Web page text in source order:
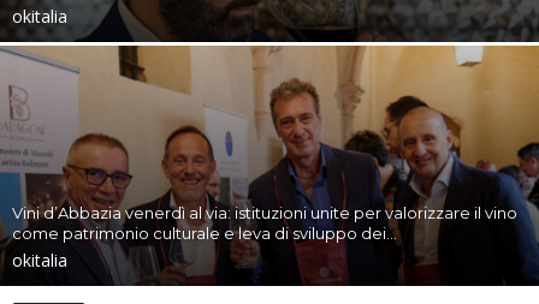
okitalia
Vini d’Abbazia venerdì al via: istituzioni unite per valorizzare il vino
come patrimonio culturale e leva di sviluppo dei...
okitalia